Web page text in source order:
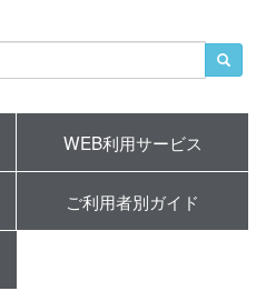
WEB利用サービス
ご利用者別ガイド